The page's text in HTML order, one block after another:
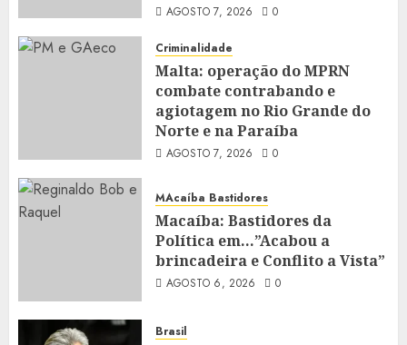
AGOSTO 7, 2026 0
Criminalidade
Malta: operação do MPRN
combate contrabando e
agiotagem no Rio Grande do
Norte e na Paraíba
AGOSTO 7, 2026 0
MAcaíba Bastidores
Macaíba: Bastidores da
Política em…”Acabou a
brincadeira e Conflito a Vista”
AGOSTO 6, 2026 0
Brasil